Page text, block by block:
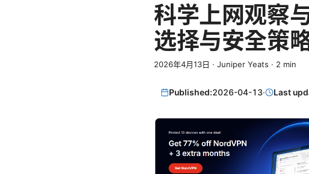
科学上网观察
选择与安全策
2026年4月13日 · Juniper Yeats · 2 min
Published:2026-04-13· Last